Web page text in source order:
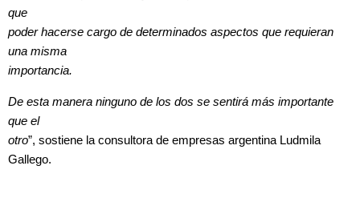
que
poder hacerse cargo de determinados aspectos que requieran
una misma
importancia.
De esta manera ninguno de los dos se sentirá más importante
que el
otro”, sostiene la consultora de empresas argentina Ludmila
Gallego.